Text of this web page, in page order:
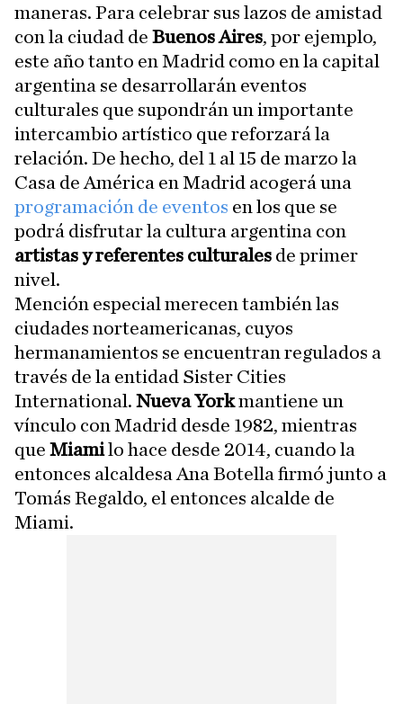
maneras. Para celebrar sus lazos de amistad
con la ciudad de Buenos Aires, por ejemplo,
este año tanto en Madrid como en la capital
argentina se desarrollarán eventos
culturales que supondrán un importante
intercambio artístico que reforzará la
relación. De hecho, del 1 al 15 de marzo la
Casa de América en Madrid acogerá una
programación de eventos en los que se
podrá disfrutar la cultura argentina con
artistas y referentes culturales de primer
nivel.
Mención especial merecen también las
ciudades norteamericanas, cuyos
hermanamientos se encuentran regulados a
través de la entidad Sister Cities
International . Nueva Yorkmantiene un
vínculo con Madrid desde 1982, mientras
que Miamilo hace desde 2014, cuando la
entonces alcaldesa Ana Botella firmó junto a
Tomás Regaldo, el entonces alcalde de
Miami.